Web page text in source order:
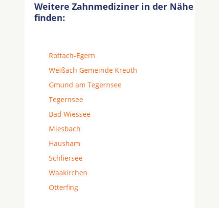
Weitere Zahnmediziner in der Nähe
finden:
Rottach-Egern
Weißach Gemeinde Kreuth
Gmund am Tegernsee
Tegernsee
Bad Wiessee
Miesbach
Hausham
Schliersee
Waakirchen
Otterfing